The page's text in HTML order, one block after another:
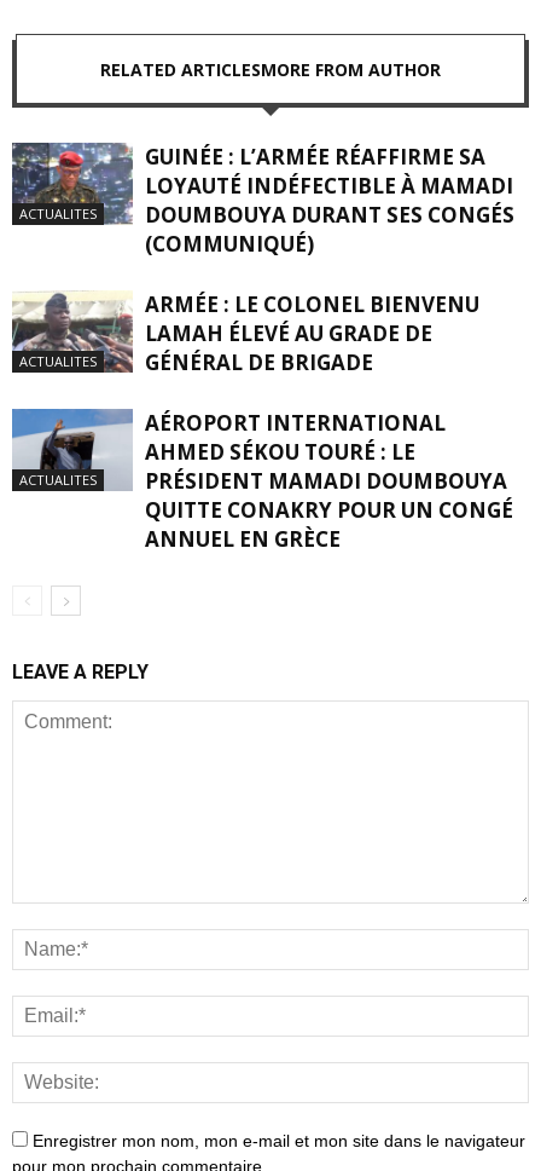
RELATED ARTICLESMORE FROM AUTHOR
ACTUALITES
GUINÉE : L’ARMÉE RÉAFFIRME SA
LOYAUTÉ INDÉFECTIBLE À MAMADI
DOUMBOUYA DURANT SES CONGÉS
(COMMUNIQUÉ)
ACTUALITES
ARMÉE : LE COLONEL BIENVENU
LAMAH ÉLEVÉ AU GRADE DE
GÉNÉRAL DE BRIGADE
ACTUALITES
AÉROPORT INTERNATIONAL
AHMED SÉKOU TOURÉ : LE
PRÉSIDENT MAMADI DOUMBOUYA
QUITTE CONAKRY POUR UN CONGÉ
ANNUEL EN GRÈCE
LEAVE A REPLY
Enregistrer mon nom, mon e-mail et mon site dans le navigateur
pour mon prochain commentaire.